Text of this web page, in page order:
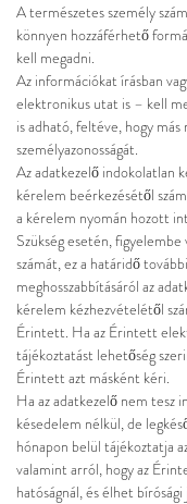
A természetes személy
könnyen hozzáférhető
kell megadni.
Az információkat írásban
elektronikus utat is – kell
is adható, feltéve, hogy
személyazonosságát.
Az adatkezelő indokolatlan
kérelem beérkezésétől
a kérelem nyomán hozott
Szükség esetén,
számát, ez a határidő
meghosszabbításáról az
kérelem kézhezvételétől
Érintett. Ha az Érintett
tájékoztatást lehetőség
Érintett azt másként kéri.
Ha az adatkezelő nem tesz
késedelem nélkül, de
hónapon belül tájékoztatja
valamint arról, hogy az
hatóságnál, és élhet